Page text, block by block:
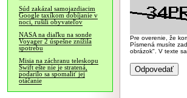
Súd zakázal samojazdiacim
Google taxíkom dobíjanie v
noci, rušili obyvateľov
NASA na diaľku na sonde
Voyager 2 úspešne znížila
spotrebu
Misia na záchranu teleskopu
Swift ešte nie je stratená,
podarilo sa spomaliť jej
otáčanie
Pre overenie, že
Písmená musíte
obrázok". V texte